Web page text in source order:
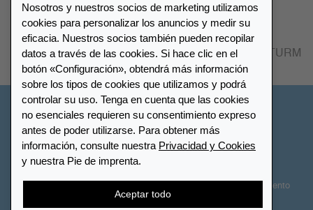
Lista de distribuidores
Encuentre su distribuidor más cercano LEUCHTTURM
Nosotros y nuestros socios de marketing utilizamos
cookies para personalizar los anuncios y medir su
eficacia. Nuestros socios también pueden recopilar
datos a través de las cookies. Si hace clic en el
botón «Configuración», obtendrá más información
sobre los tipos de cookies que utilizamos y podrá
controlar su uso. Tenga en cuenta que las cookies
no esenciales requieren su consentimiento expreso
antes de poder utilizarse. Para obtener más
información, consulte nuestra Privacidad y Cookies
y nuestra Pie de imprenta.
Aceptar todo
Configuración de cookies Privacidad y Cookies
Declaración de accesibilidad
Derecho de desistimiento